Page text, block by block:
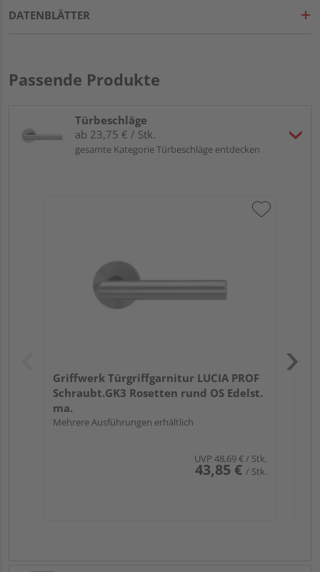
DATENBLÄTTER
Passende Produkte
Türbeschläge
ab 23,75 € / Stk.
gesamte Kategorie Türbeschläge entdecken
Griffwerk Türgriffgarnitur LUCIA PROF
Schraubt.GK3 Rosetten rund OS Edelst.
ma.
Mehrere Ausführungen erhältlich
UVP 48,69 €/ Stk.
43,85 € / Stk.